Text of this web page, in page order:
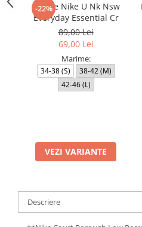
-22%
Sosete Nike U Nk Nsw
Everyday Essential Cr
89,00 Lei
69,00 Lei
Marime:
34-38 (S)
38-42 (M)
42-46 (L)
VEZI VARIANTE
Descriere